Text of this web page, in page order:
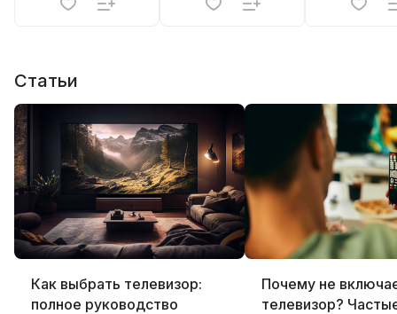
Статьи
Как выбрать телевизор:
полное руководство
Почему не
телевизор?